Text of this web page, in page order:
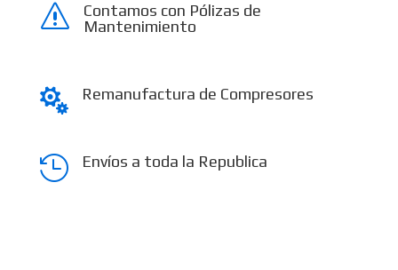
s
Contamos con Pólizas de
Mantenimiento
 Remanufactura de Compresores
 Envíos a toda la Republica